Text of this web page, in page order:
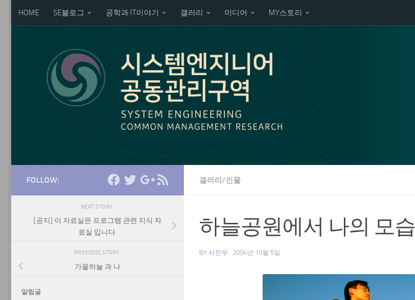
Skip to content
HOME SE블로그 공학과 IT이야기 갤러리 미디어 MY스토리
갤러리/인물
하늘공원에서 나의 모습
BY 서진우 · 2004년 10월 5일
FOLLOW:
NEXT STORY
[공지] 이 자료실은 프로그램 관련 지식 자
료실 입니다.
PREVIOUS STORY
가을하늘 과 나
알림글